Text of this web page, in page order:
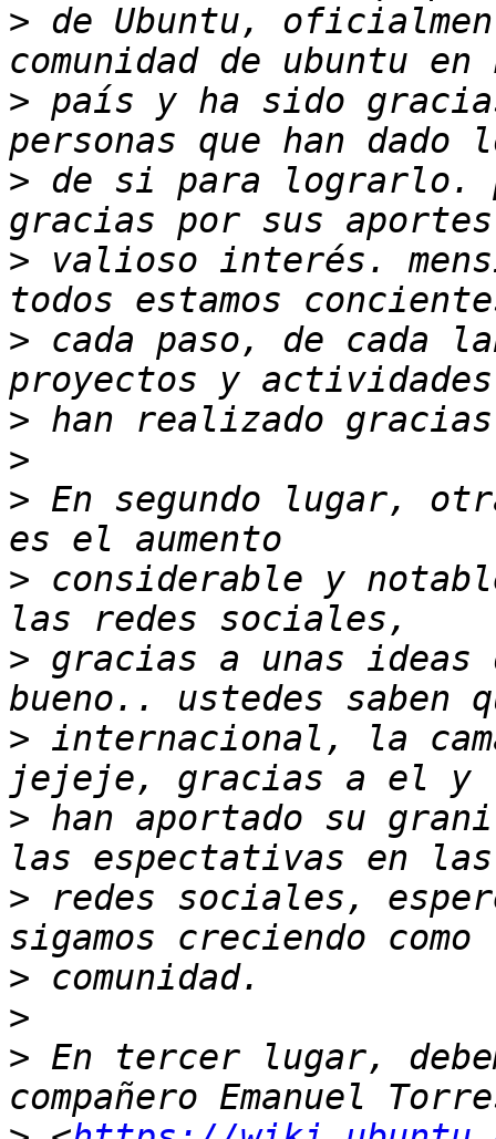
> de Ubuntu,
> país y ha sido
> de si para lograrlo.
> valioso interés.
> cada paso, de cada
>
>
> En segundo lugar,
> considerable y
> gracias a unas ideas
> internacional, la
> han aportado su
> redes sociales,
>
>
> En tercer lugar,